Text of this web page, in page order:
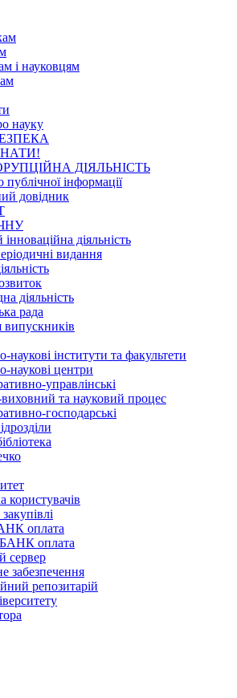
і науковцям
науку
ДІЯЛЬНІСТЬ
публічної інформації
довідник
діяльність
видання
діяльність
рада
випускників
наукові інститути та факультети
наукові центри
управлінські
та науковий процес
господарські
користувачів
оплата
оплата
сервер
забезпечення
репозитарій